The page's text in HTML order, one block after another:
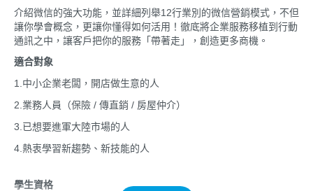
介紹微信的強大功能，並詳細列舉12行業別的微信營銷模式，不但
讓你學會概念，更讓你懂得如何活用！徹底將企業服務移植到行動
通訊之中，讓客戶把你的服務「帶著走」，創造更多商機。
適合對象
1.中小企業老闆，開店做生意的人
2.業務人員（保險 / 傳直銷 / 房屋仲介）
3.已想要進軍大陸市場的人
4. 熱衷學習新趨勢、新技能的人
學生資格